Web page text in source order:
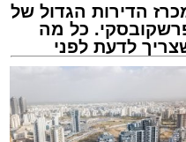
הדירות הגדול של
כל מה
לדעת לפני
הצעה לדירה